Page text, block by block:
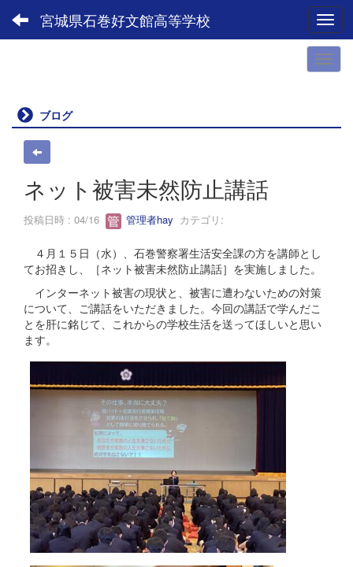
宮城県石巻好文館高等学校
ブログ
ネット被害未然防止講話
投稿日時 : 04/16 管理者hay カテゴリ:
４月１５日（水）、石巻警察署生活安全課の方を講師とし
てお招きし、［ネット被害未然防止講話］を実施しました。
インターネット被害の現状と、被害に遭わないための対策
について、ご講話をいただきました。今回の講話で学んだこ
とを肝に銘じて、これからの学校生活を送ってほしいと思い
ます。